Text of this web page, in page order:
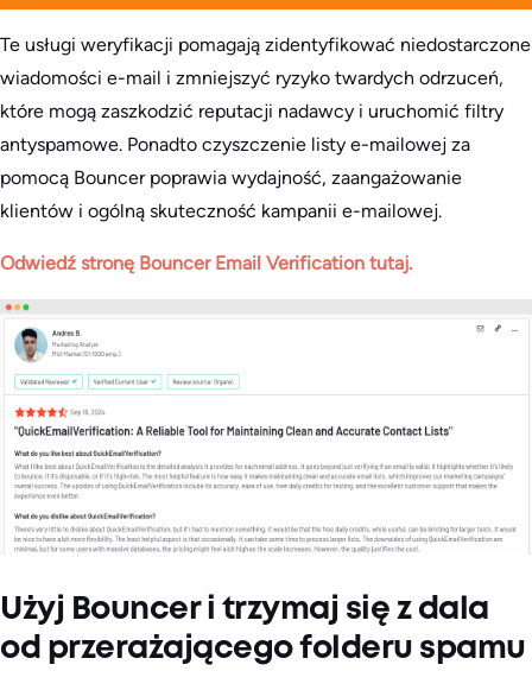
Te usługi weryfikacji pomagają zidentyfikować niedostarczone
wiadomości e-mail i zmniejszyć ryzyko twardych odrzuceń,
które mogą zaszkodzić reputacji nadawcy i uruchomić filtry
antyspamowe. Ponadto czyszczenie listy e-mailowej za
pomocą Bouncer poprawia wydajność, zaangażowanie
klientów i ogólną skuteczność kampanii e-mailowej.
Odwiedź stronę Bouncer Email Verification tutaj.
Użyj Bouncer i trzymaj się z dala
od przerażającego folderu spamu